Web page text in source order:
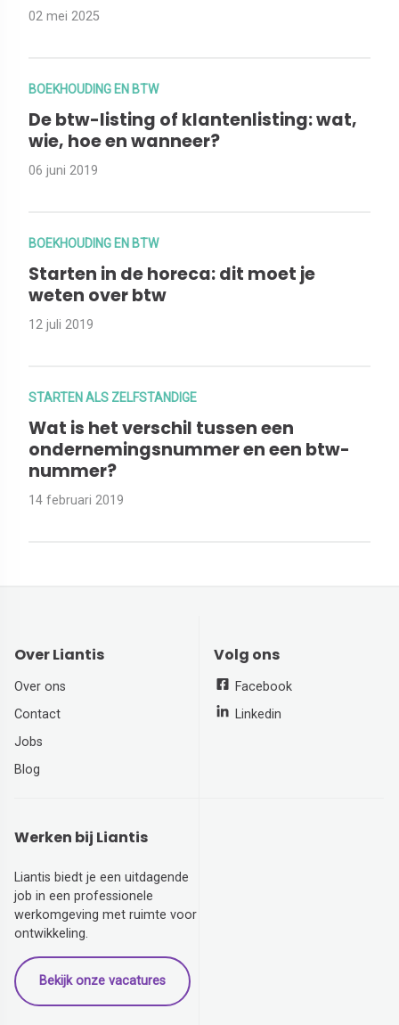
02 mei 2025
BOEKHOUDING EN BTW
De btw-listing of klantenlisting: wat,
wie, hoe en wanneer?
06 juni 2019
BOEKHOUDING EN BTW
Starten in de horeca: dit moet je
weten over btw
12 juli 2019
STARTEN ALS ZELFSTANDIGE
Wat is het verschil tussen een
ondernemingsnummer en een btw-
nummer?
14 februari 2019
Over Liantis
Over ons
Contact
Jobs
Blog
Volg ons
Facebook
Linkedin
Werken bij Liantis
Liantis biedt je een uitdagende
job in een professionele
werkomgeving met ruimte voor
ontwikkeling.
Bekijk onze vacatures